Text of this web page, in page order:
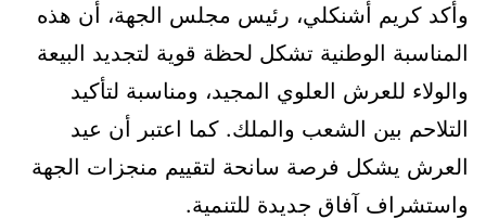
وأكد كريم أشنكلي، رئيس مجلس الجهة، أن هذه
المناسبة الوطنية تشكل لحظة قوية لتجديد البيعة
والولاء للعرش العلوي المجيد، ومناسبة لتأكيد
التلاحم بين الشعب والملك. كما اعتبر أن عيد
العرش يشكل فرصة سانحة لتقييم منجزات الجهة
واستشراف آفاق جديدة للتنمية.